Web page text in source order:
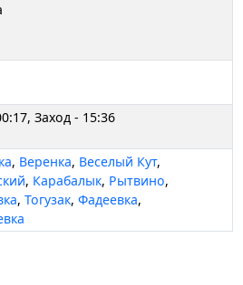
Заход - 15:36
, Веренка, Веселый Кут,
, Карабалык, Рытвино,
,Тогузак,Фадеевка,